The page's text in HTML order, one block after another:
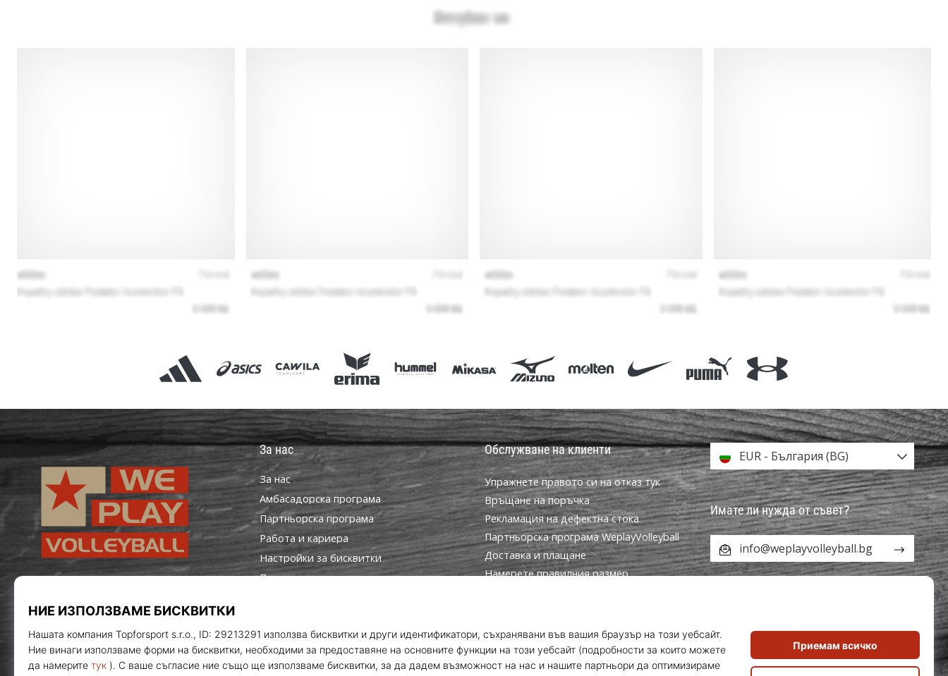
За нас
За нас
Aмбасадорска програма
Партньорска програма
Работа и кариера
Настройки за бисквитки
Правила и условия
Обслужване на клиенти
Упражнете правото си на отказ тук
Връщане на поръчка
Рекламация на дефектна стока
Партньорска програма WeplayVolleyball
Доставка и плащане
Намерете правилния размер
Политика за поверителност
Програма за посланици
EUR - България (BG)
Имате ли нужда от съвет?
info@weplayvolleyball.bg